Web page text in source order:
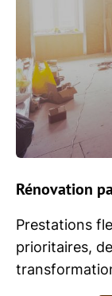
Rénovation
Prestations
prioritaires,